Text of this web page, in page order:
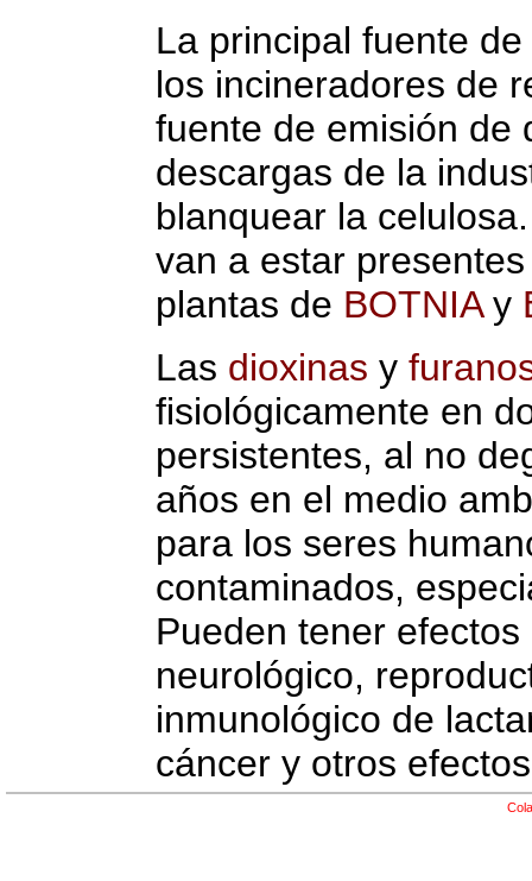
La principal fuente
los incineradores de
fuente de emisión de
descargas de la
blanquear la
van a estar
plantas de BOTNIAy
Las dioxinas y
fisiológicamente en
persistentes, al no
años en el medio
para los seres
contaminados,
Pueden tener
neurológico,
inmunológico de
cáncer y otros